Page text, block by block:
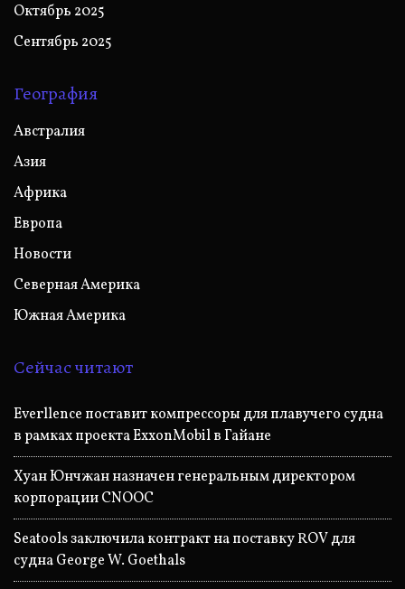
Октябрь 2025
Сентябрь 2025
География
Австралия
Азия
Африка
Европа
Новости
Северная Америка
Южная Америка
Сейчас читают
Everllence поставит компрессоры для плавучего судна
в рамках проекта ExxonMobil в Гайане
Хуан Юнчжан назначен генеральным директором
корпорации CNOOC
Seatools заключила контракт на поставку ROV для
судна George W. Goethals